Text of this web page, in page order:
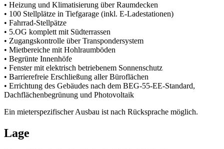
• Heizung und Klimatisierung über Raumdecken
• 100 Stellplätze in Tiefgarage (inkl. E-Ladestationen)
• Fahrrad-Stellpätze
• 5.OG komplett mit Südterrassen
• Zugangskontrolle über Transpondersystem
• Mietbereiche mit Hohlraumböden
• Begrünte Innenhöfe
• Fenster mit elektrisch betriebenem Sonnenschutz
• Barrierefreie Erschließung aller Büroflächen
• Errichtung des Gebäudes nach dem BEG-55-EE-Standard,
Dachflächenbegrünung und Photovoltaik
Ein mieterspezifischer Ausbau ist nach Rücksprache möglich.
Lage